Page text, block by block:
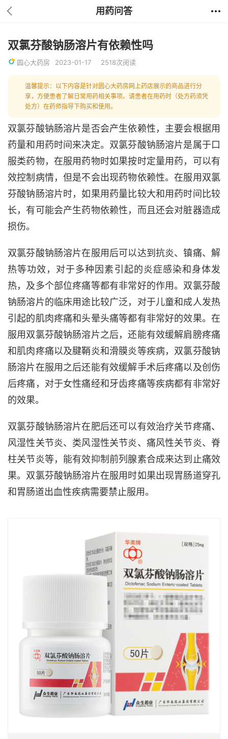
用药问答
双氯芬酸钠肠溶片有依赖性吗
圆心大药房 2023-01-17 2518次阅读
温馨提示：以下内容是针对圆心大药房网上药店展示的商品进行分
享，方便患者了解日常用药相关事项。请患者在用药时（处方药须凭
处方）在药师指导下购买和使用。
双氯芬酸钠肠溶片是否会产生依赖性，主要会根据用
药量和用药时间来决定。双氯芬酸钠肠溶片是属于口
服类药物，在服用药物时如果按时定量用药，可以有
效控制病情，但是不会出现药物依赖性。在服用双氯
芬酸钠肠溶片时，如果用药量比较大和用药时间比较
长，有可能会产生药物依赖性，而且还会对脏器造成
损伤。
双氯芬酸钠肠溶片在服用后可以达到抗炎、镇痛、解
热等功效，对于多种因素引起的炎症感染和身体发
热，及多个部位疼痛等都有非常好的作用。双氯芬酸
钠肠溶片的临床用途比较广泛，对于儿童和成人发热
引起的肌肉疼痛和头晕头痛等都有非常好的效果。在
服用双氯芬酸钠肠溶片之后，还能有效缓解肩膀疼痛
和肌肉疼痛以及腱鞘炎和滑膜炎等疾病，双氯芬酸钠
肠溶片在服用之后还能有效缓解手术后疼痛以及创伤
后疼痛，对于女性痛经和牙齿疼痛等疾病都有非常好
的效果。
双氯芬酸钠肠溶片在肥后还可以有效治疗关节疼痛、
风湿性关节炎、类风湿性关节炎、痛风性关节炎、脊
柱关节炎等，能有效抑制前列腺素合成来达到止痛效
果。双氯芬酸钠肠溶片在服用时如果出现胃肠道穿孔
和胃肠道出血性疾病需要禁止服用。